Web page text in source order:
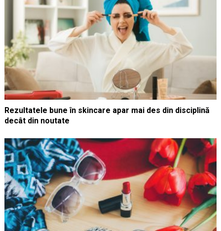
Rezultatele bune în skincare apar mai des din disciplină
decât din noutate